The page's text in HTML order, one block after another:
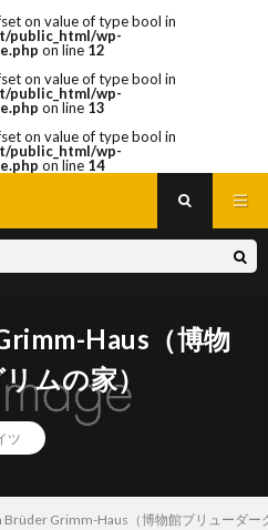
on value of type bool in
public_html/wp-
on line 12
on value of type bool in
public_html/wp-
on line 13
on value of type bool in
public_html/wp-
on line 14
Haus（博物
ムの家）
ツ
Brüder Grimm-Haus（博物館ブリューダー